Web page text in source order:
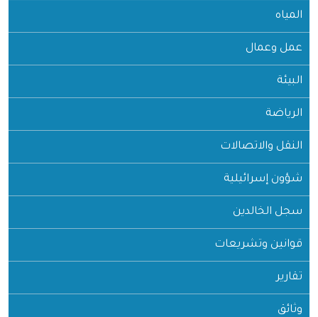
المياه
عمل وعمال
البيئة
الرياضة
النقل والاتصالات
شؤون إسرائيلية
سجل الخالدين
قوانين وتشريعات
تقارير
وثائق